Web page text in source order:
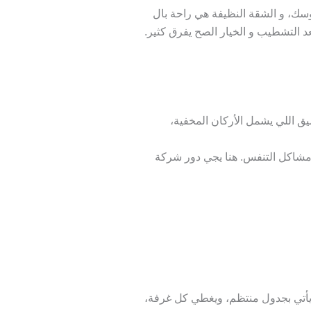
و الشقة النظيفة هي راحة بال
التشطيب و الخيار الصح يفرق كثير.
اللي يشمل الأركان المخفية،
التنفس. هنا يجي دور شركة
بجدول منتظم، ويغطي كل غرفة،